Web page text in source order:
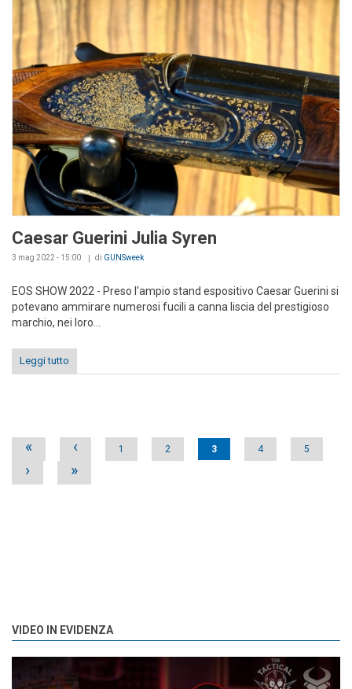
Caesar Guerini Julia Syren
3 mag 2022 - 15:00 di GUNSweek
EOS SHOW 2022 - Preso l'ampio stand espositivo Caesar Guerini si
potevano ammirare numerosi fucili a canna liscia del prestigioso
marchio, nei loro...
Leggi tutto
Pages
« ‹ 1 2 3 4 5
› »
VIDEO IN EVIDENZA